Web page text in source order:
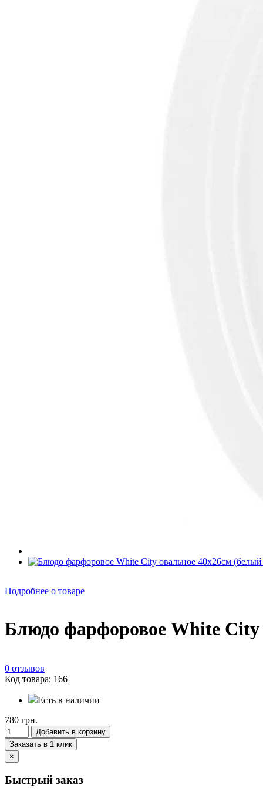
Подробнее о товаре
Блюдо фарфоровое White
0 отзывов
Код товара: 166
Есть в наличии
780 грн.
Добавить в корзину
Заказать в 1 клик
×
Быстрый заказ